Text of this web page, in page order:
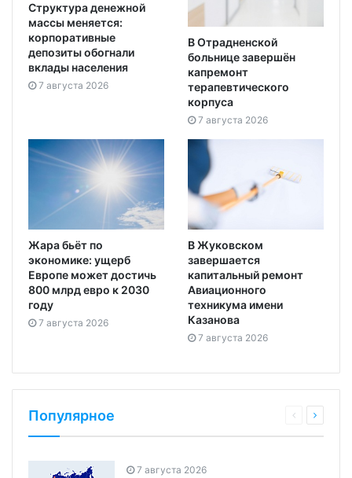
Структура денежной
массы меняется:
корпоративные
депозиты обогнали
вклады населения
7 августа 2026
В Отрадненской
больнице завершён
капремонт
терапевтического
корпуса
7 августа 2026
Жара бьёт по
экономике: ущерб
Европе может достичь
800 млрд евро к 2030
году
7 августа 2026
В Жуковском
завершается
капитальный ремонт
Авиационного
техникума имени
Казанова
7 августа 2026
Популярное
7 августа 2026